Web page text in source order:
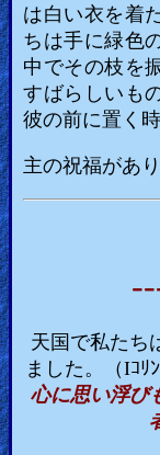
は白い衣を着
ちは手に緑色
中でその枝を
すばらしいも
彼の前に置く時
主の祝福があ
天国で私たち
ました。（Iｺﾘ
心に思い浮び